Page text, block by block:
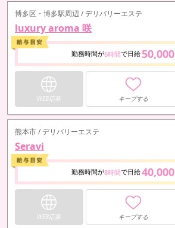
博多区・博多駅周辺 / デリバリーエステ
luxury aroma 咲
勤務時間が6時間で日給 50,000
WEB応募 キープする
熊本市 / デリバリーエステ
Seravi
勤務時間が8時間で日給40,000
WEB応募 キープする